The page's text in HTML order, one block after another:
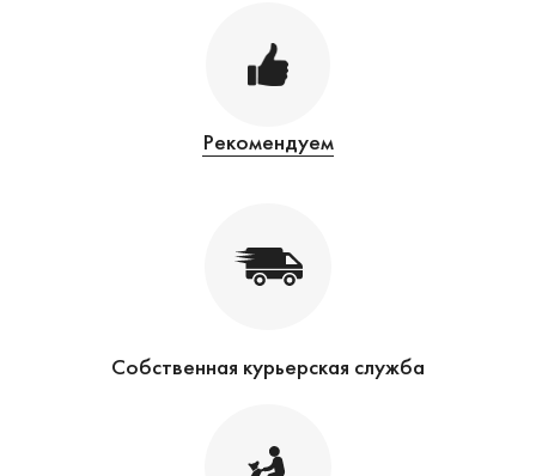
Рекомендуем
Собственная курьерская служба